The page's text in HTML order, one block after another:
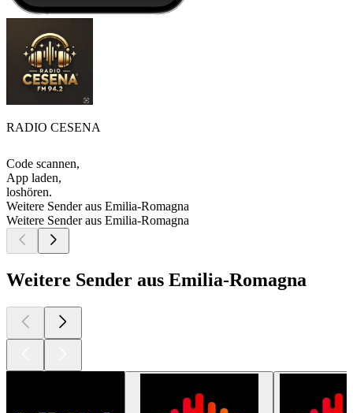
RADIO CESENA
Code scannen,
App laden,
loshören.
Weitere Sender aus Emilia-Romagna
Weitere Sender aus Emilia-Romagna
Weitere Sender aus Emilia-Romagna